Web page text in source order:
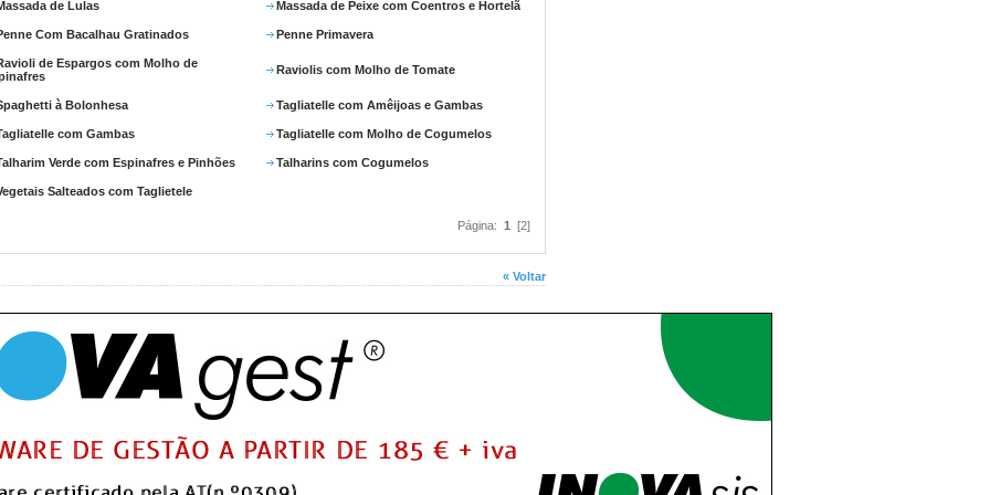
de Lulas Massada de Peixe com Coentros e Hortelã
Com Bacalhau Gratinados Penne Primavera
de Espargos com Molho de
Raviolis com Molho de Tomate
à Bolonhesa Tagliatelle com Amêijoas e Gambas
com Gambas Tagliatelle com Molho de Cogumelos
Verde com Espinafres e Pinhões Talharins com Cogumelos
Salteados com Taglietele
Página: 1 [2]
« Voltar